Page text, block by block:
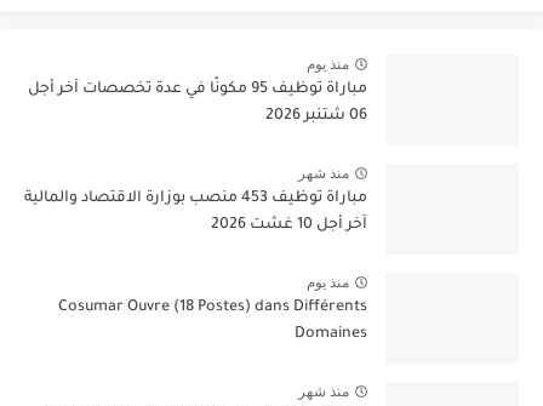
منذ يوم
مباراة توظيف 95 مكونًا في عدة تخصصات آخر أجل
06 شتنبر 2026
منذ شهر
مباراة توظيف 453 منصب بوزارة الاقتصاد والمالية
آخر أجل 10 غشت 2026
منذ يوم
Cosumar Ouvre (18 Postes) dans Différents
Domaines
منذ شهر